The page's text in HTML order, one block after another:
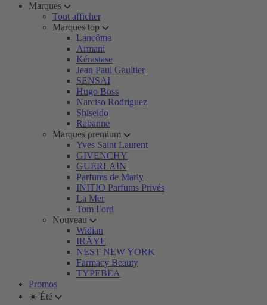
Marques
Tout afficher
Marques top
Lancôme
Armani
Kérastase
Jean Paul Gaultier
SENSAI
Hugo Boss
Narciso Rodriguez
Shiseido
Rabanne
Marques premium
Yves Saint Laurent
GIVENCHY
GUERLAIN
Parfums de Marly
INITIO Parfums Privés
La Mer
Tom Ford
Nouveau
Widian
IRÄYE
NEST NEW YORK
Farmacy Beauty
TYPEBEA
Promos
☀️ Été